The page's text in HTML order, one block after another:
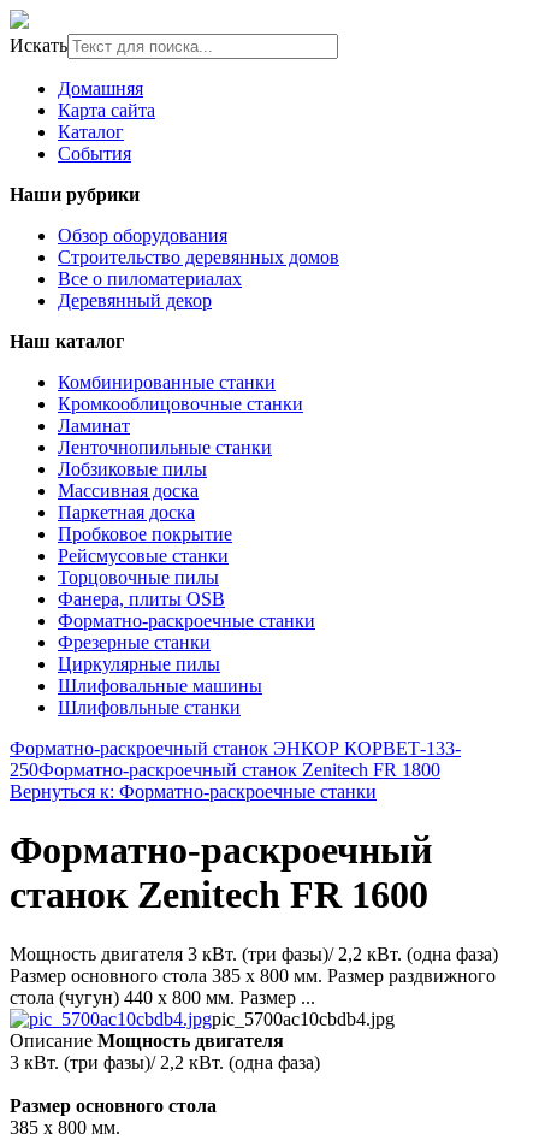
Искать
Домашняя
Карта сайта
Каталог
События
Наши рубрики
Обзор оборудования
Строительство деревянных домов
Все о пиломатериалах
Деревянный декор
Наш каталог
Комбинированные станки
Кромкооблицовочные станки
Ламинат
Ленточнопильные станки
Лобзиковые пилы
Массивная доска
Паркетная доска
Пробковое покрытие
Рейсмусовые станки
Торцовочные пилы
Фанера, плиты OSB
Форматно-раскроечные станки
Фрезерные станки
Циркулярные пилы
Шлифовальные машины
Шлифовльные станки
Форматно-раскроечный станок ЭНКОР КОРВЕТ-133-
250Форматно-раскроечный станок Zenitech FR 1800
Вернуться к: Форматно-раскроечные станки
Форматно-раскроечный
станок Zenitech FR 1600
Мощность двигателя 3 кВт. (три фазы)/ 2,2 кВт. (одна фаза)
Размер основного стола 385 х 800 мм. Размер раздвижного
стола (чугун) 440 х 800 мм. Размер ...
pic_5700ac10cbdb4.jpg
Описание Мощность двигателя
3 кВт. (три фазы)/ 2,2 кВт. (одна фаза)
Размер основного стола
385 х 800 мм.